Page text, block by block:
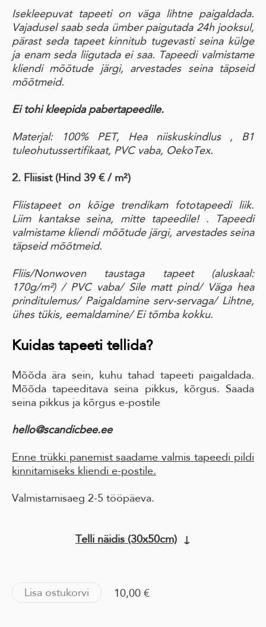
Isekleepuvat tapeeti on väga lihtne paigaldada.
Vajadusel saab seda ümber paigutada 24h jooksul,
pärast seda tapeet kinnitub tugevasti seina külge
ja enam seda liigutada ei saa. Tapeedi valmistame
kliendi mõõtude järgi, arvestades seina täpseid
mõõtmeid.
Ei tohi kleepida pabertapeedile.
Materjal: 100% PET, Hea niiskuskindlus , B1
tuleohutussertifikaat, PVC vaba, OekoTex.
2. Fliisist (Hind 39 € / m²)
Fliistapeet on kõige trendikam fototapeedi liik.
Liim kantakse seina, mitte tapeedile! . Tapeedi
valmistame kliendi mõõtude järgi, arvestades seina
täpseid mõõtmeid.
Fliis/Nonwoven taustaga tapeet
(aluskaal:
170g/m²)/ PVC vaba/ Sile matt pind/ Väga hea
prinditulemus/Paigaldamine serv-servaga/ Lihtne,
ühes tükis, eemaldamine/ Ei tõmba kokku.
Kuidas tapeeti tellida?
Mõõda ära sein, kuhu tahad tapeeti paigaldada.
Mõõda tapeeditava seina pikkus, kõrgus. Saada
seina pikkus ja kõrgus e-postile
hello@scandicbee.ee
Enne trükki panemist saadame valmis tapeedi pildi
kinnitamiseks kliendi e-postile.
Valmistamisaeg 2-5 tööpäeva.
Telli näidis (30x50cm) ↓
Lisa ostukorvi 10,00 €